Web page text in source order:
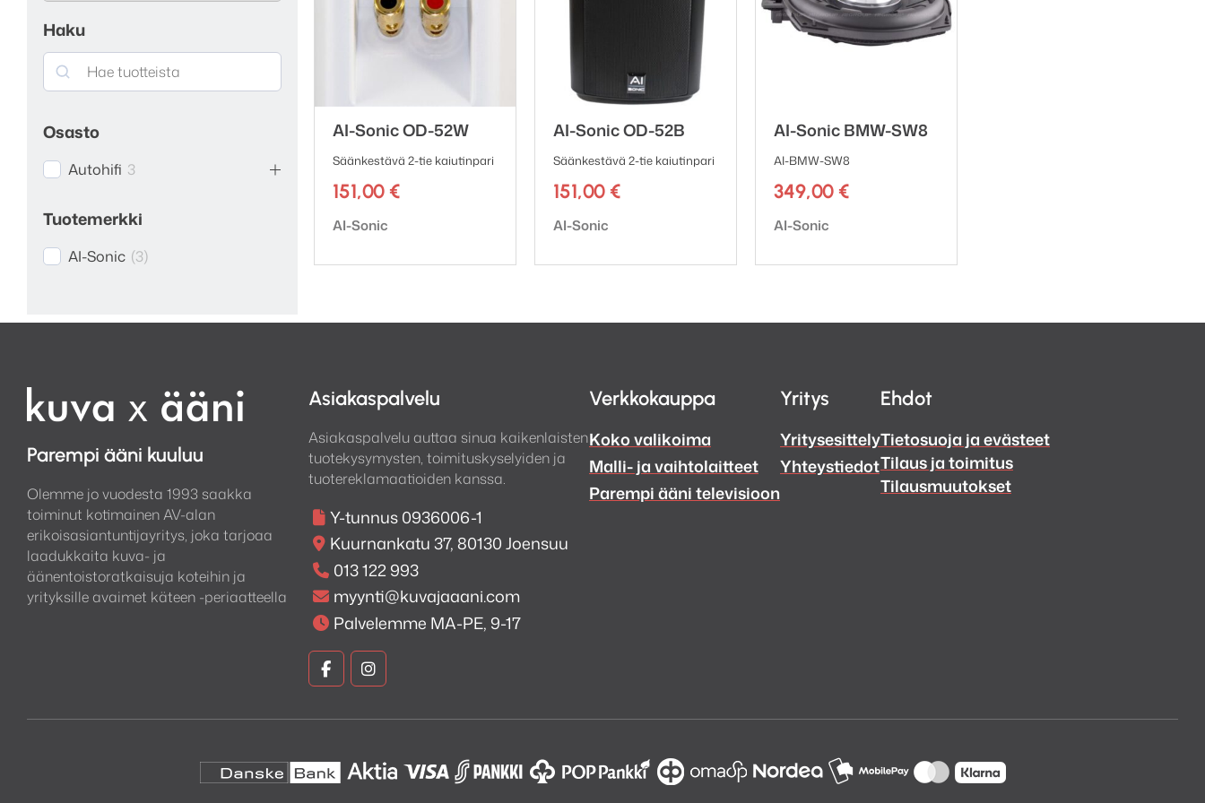
Haku
Search
Osasto
Autohifi 3
Tuotemerkki
AI-Sonic (3)
AI-Sonic OD-52W
Säänkestävä 2-tie kaiutinpari
151,00 €
Tuotemerkki:
AI-Sonic
AI-Sonic OD-52B
Säänkestävä 2-tie kaiutinpari
151,00 €
Tuotemerkki:
AI-Sonic
AI-Sonic BMW-SW8
AI-BMW-SW8
349,00 €
Tuotemerkki:
AI-Sonic
Parempi ääni kuuluu
Olemme jo vuodesta 1993 saakka
toiminut kotimainen AV-alan
erikoisasiantuntijayritys, joka tarjoaa
laadukkaita kuva- ja
äänentoistoratkaisuja koteihin ja
yrityksille avaimet käteen -periaatteella
Asiakaspalvelu
Asiakaspalvelu auttaa sinua kaikenlaisten
tuotekysymysten, toimituskyselyiden ja
tuotereklamaatioiden kanssa.
Y-tunnus 0936006-1
Kuurnankatu 37, 80130 Joensuu
013 122 993
myynti@kuvajaaani.com
Palvelemme MA-PE, 9-17
Kuva
Facebook
Kuva
Instagram
Verkkokauppa
Koko valikoima
Malli- ja vaihtolaitteet
Parempi ääni televisioon
Yritys
Yritysesittely
Yhteystiedot
Ehdot
Tietosuoja ja evästeet
Tilaus ja toimitus
Tilausmuutokset